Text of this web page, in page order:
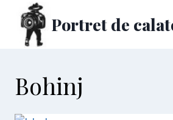
content
Portret de
Bohinj